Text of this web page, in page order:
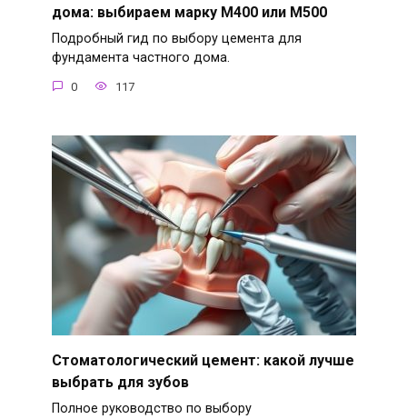
дома: выбираем марку М400 или М500
Подробный гид по выбору цемента для
фундамента частного дома.
0 117
Стоматологический цемент: какой лучше
выбрать для зубов
Полное руководство по выбору